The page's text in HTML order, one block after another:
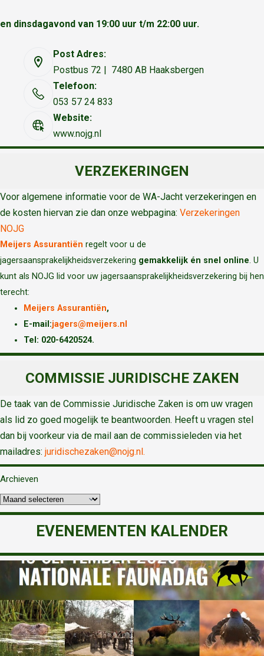
en dinsdagavond van 19:00 uur t/m 22:00 uur.
Post Adres:
Postbus 72 | 7480 AB Haaksbergen
Telefoon:
053 57 24 833
Website:
www.nojg.nl
VERZEKERINGEN
Voor algemene informatie voor de WA-Jacht verzekeringen en
de kosten hiervan zie dan onze webpagina: Verzekeringen
NOJG
Meijers Assurantiën regelt voor u de
jagersaansprakelijkheidsverzekering gemakkelijk én snel online. U
kunt als NOJG lid voor uw jagersaansprakelijkheidsverzekering bij hen
terecht:
Meijers Assurantiën,
E-mail:jagers@meijers.nl
Tel: 020-6420524.
COMMISSIE JURIDISCHE ZAKEN
De taak van de Commissie Juridische Zaken is om uw vragen
als lid zo goed mogelijk te beantwoorden. Heeft u vragen stel
dan bij voorkeur via de mail aan de commissieleden via het
mailadres: juridischezaken@nojg.nl.
Archieven
EVENEMENTEN KALENDER